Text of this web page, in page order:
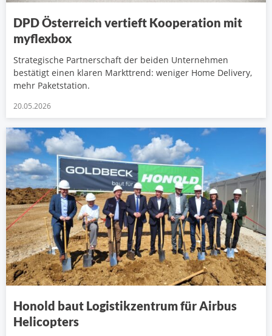
DPD Österreich vertieft Kooperation mit
myflexbox
Strategische Partnerschaft der beiden Unternehmen
bestätigt einen klaren Markttrend: weniger Home Delivery,
mehr Paketstation.
20.05.2026
Honold baut Logistikzentrum für Airbus
Helicopters